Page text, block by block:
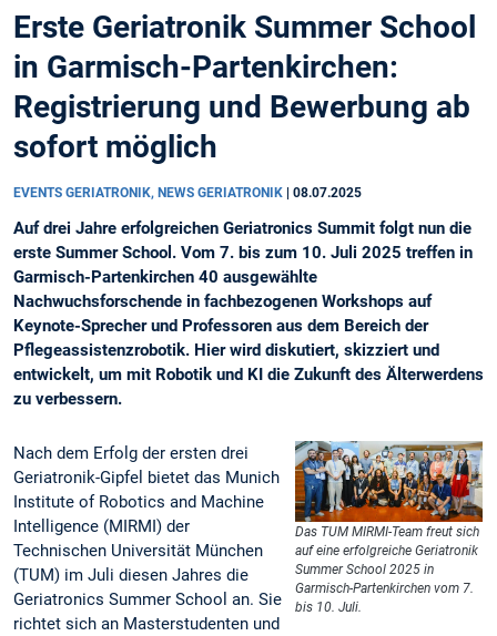
Erste Geriatronik Summer School
in Garmisch-Partenkirchen:
Registrierung und Bewerbung ab
sofort möglich
EVENTS GERIATRONIK, NEWS GERIATRONIK 08.07.2025
Auf drei Jahre erfolgreichen Geriatronics Summit folgt nun die
erste Summer School. Vom 7. bis zum 10. Juli 2025 treffen in
Garmisch-Partenkirchen 40 ausgewählte
Nachwuchsforschende in fachbezogenen Workshops auf
Keynote-Sprecher und Professoren aus dem Bereich der
Pflegeassistenzrobotik. Hier wird diskutiert, skizziert und
entwickelt, um mit Robotik und KI die Zukunft des Älterwerdens
zu verbessern.
Das TUM MIRMI-Team freut sich
auf eine erfolgreiche Geriatronik
Summer School 2025 in
Garmisch-Partenkirchen vom 7.
bis 10. Juli.
Nach dem Erfolg der ersten drei
Geriatronik-Gipfel bietet das Munich
Institute of Robotics and Machine
Intelligence (MIRMI) der
Technischen Universität München
(TUM) im Juli diesen Jahres die
Geriatronics Summer School an. Sie
richtet sich an Masterstudenten und